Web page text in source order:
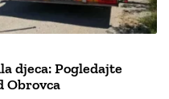
djeca: Pogledajte
Obrovca